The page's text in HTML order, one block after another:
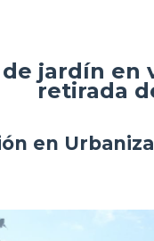
jardín en
retirada
en